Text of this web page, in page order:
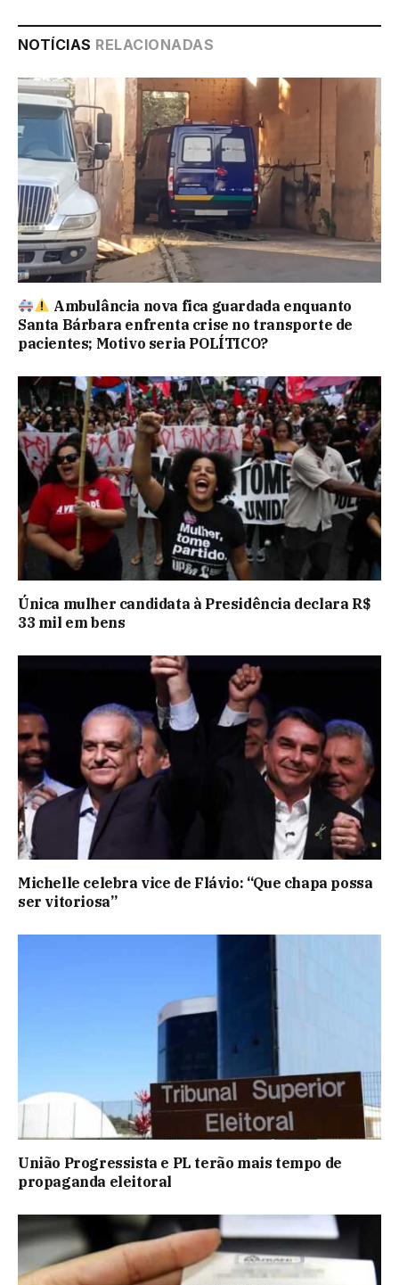
NOTÍCIAS RELACIONADAS
Ambulância nova fica guardada enquanto
Santa Bárbara enfrenta crise no transporte de
pacientes; Motivo seria POLÍTICO?
Única mulher candidata à Presidência declara R$
33 mil em bens
Michelle celebra vice de Flávio: “Que chapa possa
ser vitoriosa”
União Progressista e PL terão mais tempo de
propaganda eleitoral